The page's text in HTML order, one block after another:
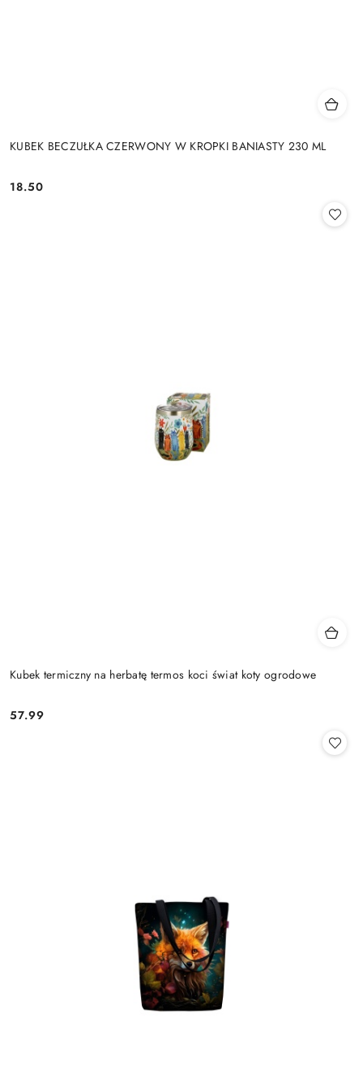
KUBEK BECZUŁKA CZERWONY W KROPKI BANIASTY 230 ML
Cena:
18.50
Kubek termiczny na herbatę termos koci świat koty ogrodowe
Cena:
57.99